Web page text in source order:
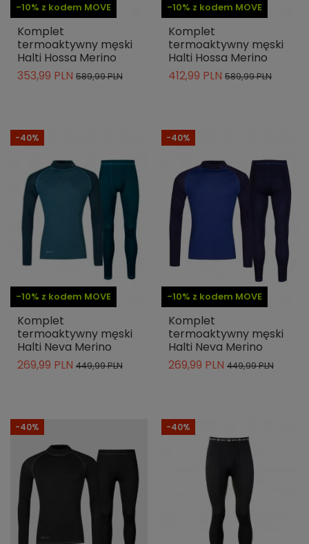
-10% z kodem MOVE
Komplet
termoaktywny męski
Halti Hossa Merino
353,99 PLN 589,99 PLN
-10% z kodem MOVE
Komplet
termoaktywny męski
Halti Hossa Merino
412,99 PLN 589,99 PLN
-10% z kodem MOVE
-40%
Komplet
termoaktywny męski
Halti Neva Merino
269,99 PLN 449,99 PLN
-10% z kodem MOVE
-40%
Komplet
termoaktywny męski
Halti Neva Merino
269,99 PLN 449,99 PLN
-40% -40%